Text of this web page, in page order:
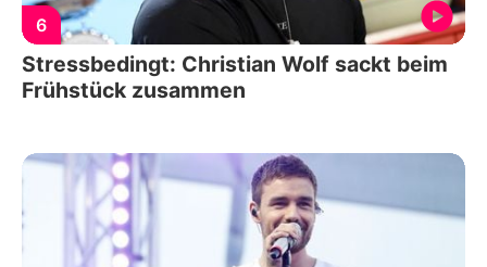
6
Stressbedingt: Christian Wolf sackt beim
Frühstück zusammen